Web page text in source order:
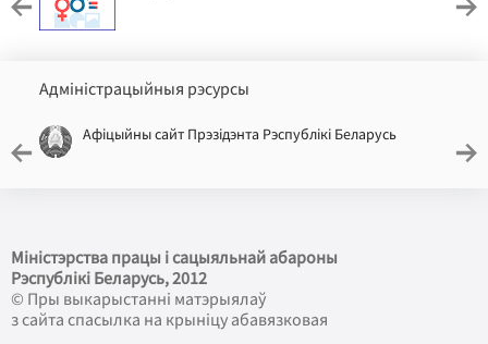
Адміністрацыйныя рэсурсы
Афіцыйны сайт Прэзідэнта Рэспублікі Беларусь
Міністэрства працы і сацыяльнай абароны
Рэспублікі Беларусь, 2012
© Пры выкарыстанні матэрыялаў
з сайта спасылка на крыніцу абавязковая